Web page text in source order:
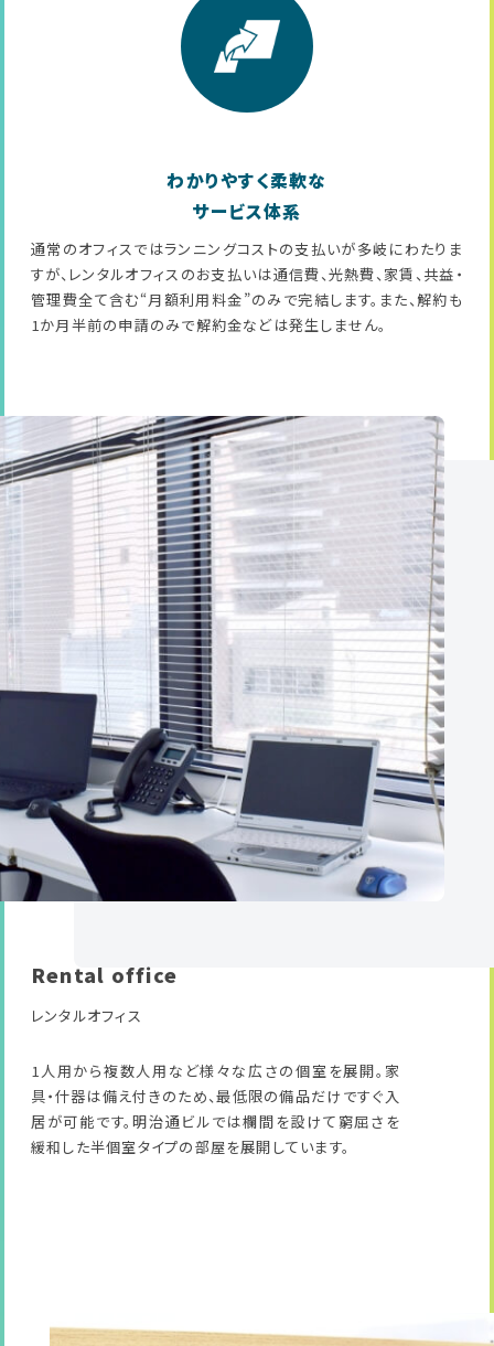
わかりやすく柔軟な
サービス体系
通常のオフィスではランニングコストの支払いが多岐にわたりま
すが、レンタルオフィスのお支払いは通信費、光熱費、家賃、共益・
管理費全て含む“月額利用料金”のみで完結します。また、解約も
1か月半前の申請のみで解約金などは発生しません。
Rental office
レンタルオフィス
1人用から複数人用など様々な広さの個室を展開。家
具・什器は備え付きのため、最低限の備品だけですぐ入
居が可能です。明治通ビルでは欄間を設けて窮屈さを
緩和した半個室タイプの部屋を展開しています。